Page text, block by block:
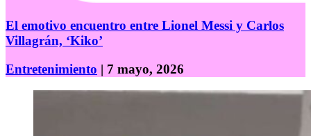
El emotivo encuentro entre Lionel Messi y Carlos
Villagrán, ‘Kiko’
Entretenimiento | 7 mayo, 2026